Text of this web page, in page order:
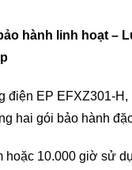
hành linh hoạt –
điện EP EFXZ301-
hai gói bảo hành
hoặc 10.000 giờ sử